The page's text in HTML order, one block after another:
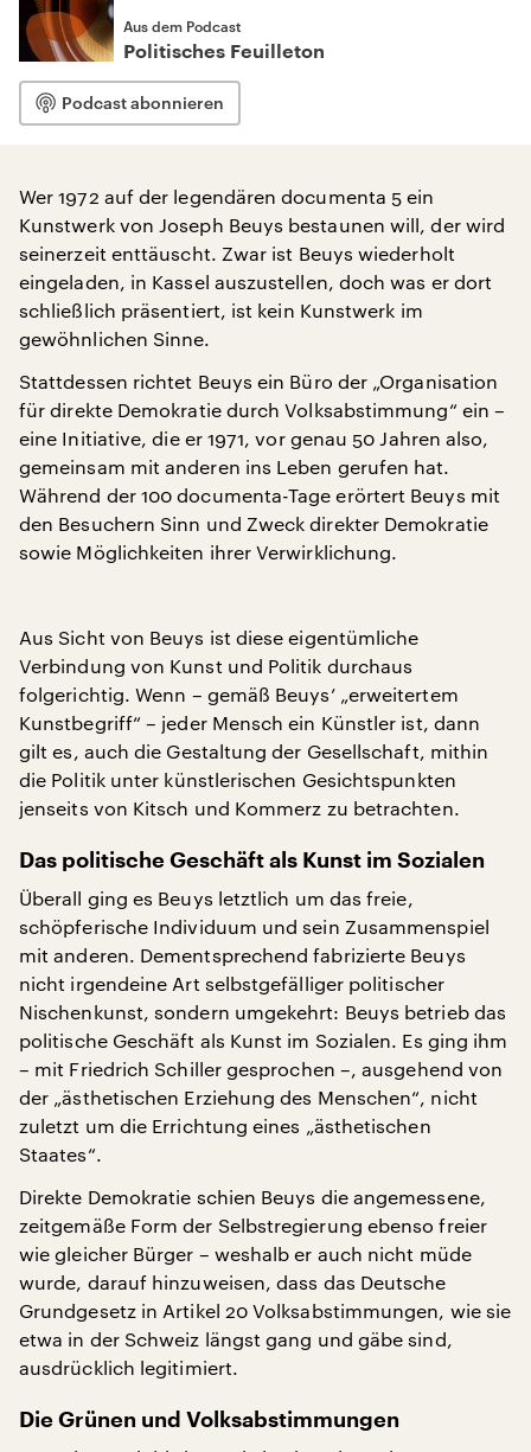
Aus dem Podcast
Politisches Feuilleton
Podcast abonnieren
Wer 1972 auf der legendären documenta 5 ein
Kunstwerk von Joseph Beuys bestaunen will, der wird
seinerzeit enttäuscht. Zwar ist Beuys wiederholt
eingeladen, in Kassel auszustellen, doch was er dort
schließlich präsentiert, ist kein Kunstwerk im
gewöhnlichen Sinne.
Stattdessen richtet Beuys ein Büro der „Organisation
für direkte Demokratie durch Volksabstimmung“ ein –
eine Initiative, die er 1971, vor genau 50 Jahren also,
gemeinsam mit anderen ins Leben gerufen hat.
Während der 100 documenta-Tage erörtert Beuys mit
den Besuchern Sinn und Zweck direkter Demokratie
sowie Möglichkeiten ihrer Verwirklichung.
Aus Sicht von Beuys ist diese eigentümliche
Verbindung von Kunst und Politik durchaus
folgerichtig. Wenn – gemäß Beuys’ „erweitertem
Kunstbegriff“ – jeder Mensch ein Künstler ist, dann
gilt es, auch die Gestaltung der Gesellschaft, mithin
die Politik unter künstlerischen Gesichtspunkten
jenseits von Kitsch und Kommerz zu betrachten.
Das politische Geschäft als Kunst im Sozialen
Überall ging es Beuys letztlich um das freie,
schöpferische Individuum und sein Zusammenspiel
mit anderen. Dementsprechend fabrizierte Beuys
nicht irgendeine Art selbstgefälliger politischer
Nischenkunst, sondern umgekehrt: Beuys betrieb das
politische Geschäft als Kunst im Sozialen. Es ging ihm
– mit Friedrich Schiller gesprochen –, ausgehend von
der „ästhetischen Erziehung des Menschen“, nicht
zuletzt um die Errichtung eines „ästhetischen
Staates“.
Direkte Demokratie schien Beuys die angemessene,
zeitgemäße Form der Selbstregierung ebenso freier
wie gleicher Bürger – weshalb er auch nicht müde
wurde, darauf hinzuweisen, dass das Deutsche
Grundgesetz in Artikel 20 Volksabstimmungen, wie sie
etwa in der Schweiz längst gang und gäbe sind,
ausdrücklich legitimiert.
Die Grünen und Volksabstimmungen